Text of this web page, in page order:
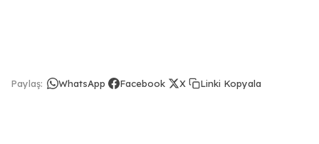
Paylaş: WhatsApp Facebook X Linki Kopyala